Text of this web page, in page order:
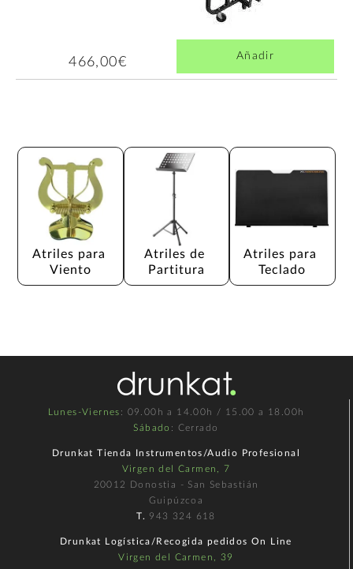
466,00€ Añadir
Atriles para
Viento
Atriles de
Partitura
Atriles para
Teclado
Lunes-Viernes : 09.00h a 14.00h / 15.00 a 18.00h
Sábado : Cerrado
Drunkat Tienda Instrumentos/Audio Profesional
Virgen del Carmen, 7
20012 Donostia - San Sebastián
Guipúzcoa
T. 943 324 618
Drunkat Logística/Recogida pedidos On Line
Virgen del Carmen, 39